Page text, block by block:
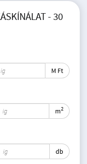
- 30
M Ft
m2
db